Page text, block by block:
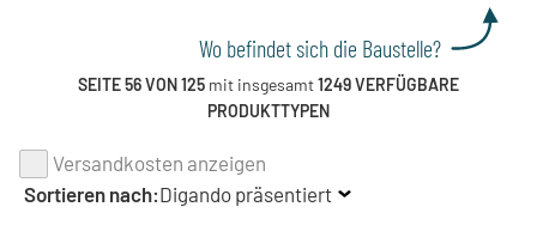
Wo befindet sich die Baustelle?
SEITE 56 VON 125mit insgesamt1249 VERFÜGBARE
PRODUKTTYPEN
Versandkosten anzeigen
Sortieren nach:Digando präsentiert